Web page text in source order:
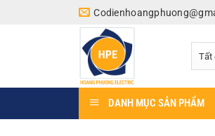
DANH MỤC SẢN PHẨM